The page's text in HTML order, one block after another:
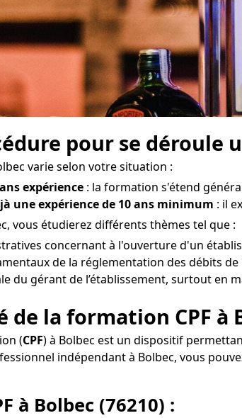
pour se
varie selon votre situation :
expérience : la formation s'étend
une expérience de 10 ans minimum : il
vous étudierez différents thèmes tel que :
concernant à l'ouverture d'un
de la réglementation des débits
du gérant de l’établissement, surtout en
la formation CPF à
(CPF) à Bolbec est un dispositif
indépendant à Bolbec, vous
à Bolbec (76210) :